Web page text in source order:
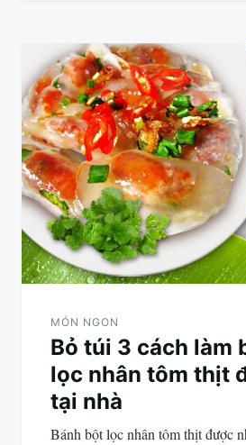
MÓN NGON
Bỏ túi 3 cách làm
lọc nhân tôm thịt
tại nhà
Bánh bột lọc nhân tôm thịt được